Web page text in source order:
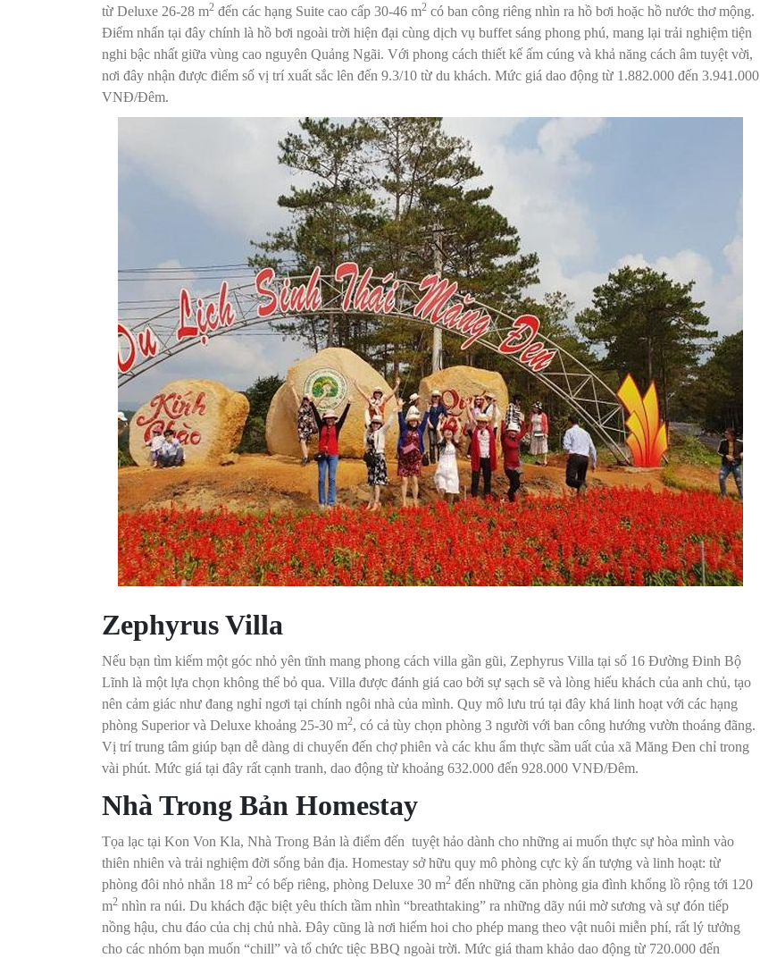
từ Deluxe 26-28 m2 đến các hạng Suite cao cấp 30-46 m2 có ban công riêng nhìn ra hồ bơi hoặc hồ nước thơ mộng.
Điểm nhấn tại đây chính là hồ bơi ngoài trời hiện đại cùng dịch vụ buffet sáng phong phú, mang lại trải nghiệm tiện
nghi bậc nhất giữa vùng cao nguyên Quảng Ngãi. Với phong cách thiết kế ấm cúng và khả năng cách âm tuyệt vời,
nơi đây nhận được điểm số vị trí xuất sắc lên đến 9.3/10 từ du khách. Mức giá dao động từ 1.882.000 đến 3.941.000
VNĐ/Đêm.
Zephyrus Villa
Nếu bạn tìm kiếm một góc nhỏ yên tĩnh mang phong cách villa gần gũi, Zephyrus Villa tại số 16 Đường Đinh Bộ
Lĩnh là một lựa chọn không thể bỏ qua. Villa được đánh giá cao bởi sự sạch sẽ và lòng hiếu khách của anh chủ, tạo
nên cảm giác như đang nghỉ ngơi tại chính ngôi nhà của mình. Quy mô lưu trú tại đây khá linh hoạt với các hạng
phòng Superior và Deluxe khoảng 25-30 m2, có cả tùy chọn phòng 3 người với ban công hướng vườn thoáng đãng.
Vị trí trung tâm giúp bạn dễ dàng di chuyển đến chợ phiên và các khu ẩm thực sầm uất của xã Măng Đen chỉ trong
vài phút. Mức giá tại đây rất cạnh tranh, dao động từ khoảng 632.000 đến 928.000 VNĐ/Đêm.
Nhà Trong Bản Homestay
Tọa lạc tại Kon Von Kla, Nhà Trong Bản là điểm đến tuyệt hảo dành cho những ai muốn thực sự hòa mình vào
thiên nhiên và trải nghiệm đời sống bản địa. Homestay sở hữu quy mô phòng cực kỳ ấn tượng và linh hoạt: từ
phòng đôi nhỏ nhắn 18 m2 có bếp riêng, phòng Deluxe 30 m2 đến những căn phòng gia đình khổng lồ rộng tới 120
m2 nhìn ra núi. Du khách đặc biệt yêu thích tầm nhìn “breathtaking” ra những dãy núi mờ sương và sự đón tiếp
nồng hậu, chu đáo của chị chủ nhà. Đây cũng là nơi hiếm hoi cho phép mang theo vật nuôi miễn phí, rất lý tưởng
cho các nhóm bạn muốn “chill” và tổ chức tiệc BBQ ngoài trời. Mức giá tham khảo dao động từ 720.000 đến